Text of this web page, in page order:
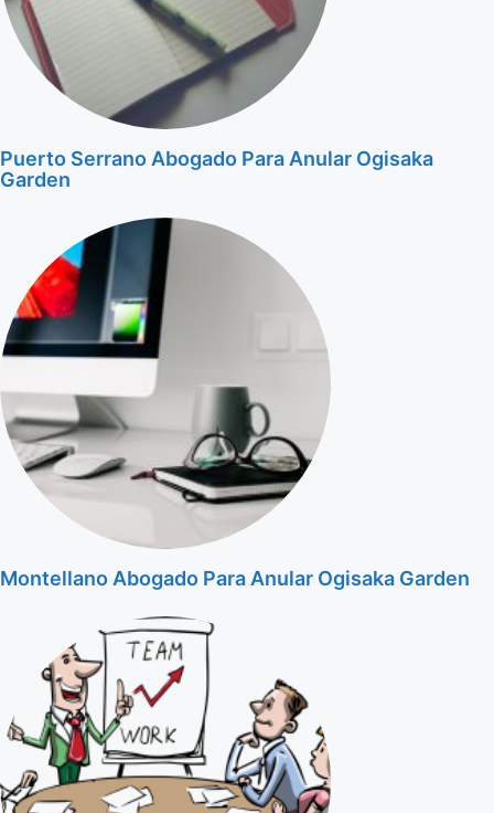
Puerto Serrano Abogado Para Anular Ogisaka
Garden
Montellano Abogado Para Anular Ogisaka Garden